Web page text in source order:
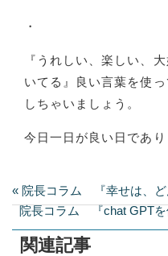
・
『うれしい、楽しい、
いてる』良い言葉を使
しちゃいましょう。
今日一日が良い日であ
« 院長コラム 『幸せは、ど
院長コラム 『chat GPTを
関連記事